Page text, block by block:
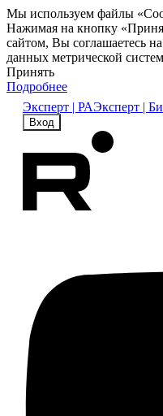
Мы используем файлы
Нажимая на кнопку
сайтом, Вы соглашаетесь
данных метрической
Принять
Подробнее
Эксперт | РАЭксперт |
Вход